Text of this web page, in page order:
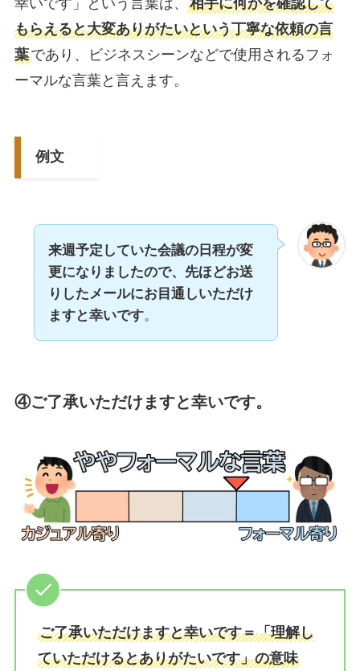
幸いです」という言葉は、 相手に何かを確認して
もらえると大変ありがたいという丁寧な依頼の言
葉であり、ビジネスシーンなどで使用されるフォ
ーマルな言葉と言えます。
例文
来週予定していた会議の日程が変
更になりましたので、先ほどお送
りしたメールにお目通しいただけ
ますと幸いです。
④ご了承いただけますと幸いです。
ご了承いただけますと幸いです＝「理解し
ていただけるとありがたいです」の意味